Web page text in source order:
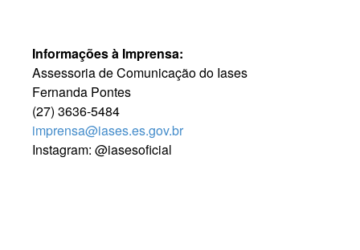
Informações à Imprensa:
Assessoria de Comunicação do Iases
Fernanda Pontes
(27) 3636-5484
imprensa@iases.es.gov.br
Instagram: @iasesoficial